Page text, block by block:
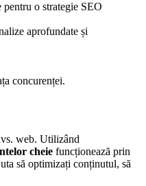
o strategie SEO
aprofundate și
concurenței.
web. Utilizând
cheie funcționează prin
să optimizați conținutul, să